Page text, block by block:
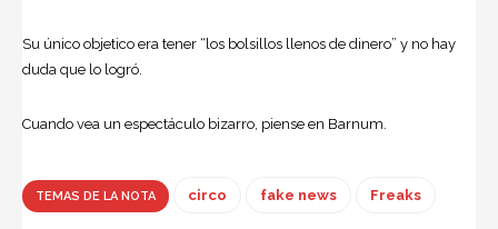
Su único objetico era tener “los bolsillos llenos de dinero” y no hay
duda que lo logró.
Cuando vea un espectáculo bizarro, piense en Barnum.
TEMAS DE LA NOTA circo fake news Freaks